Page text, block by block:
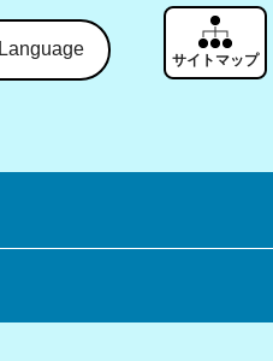
Language